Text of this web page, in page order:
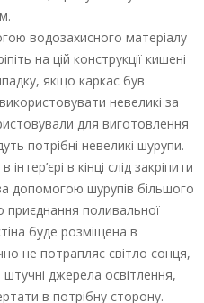
водозахисного матеріалу
на цій конструкції кишені
якщо каркас був
невеликі за
для виготовлення
потрібні невеликі шурупи.
в кінці слід закріпити
допомогою шурупів більшого
приєднання поливальної
буде розміщена в
не потрапляє світло сонця,
джерела освітлення,
в потрібну сторону.